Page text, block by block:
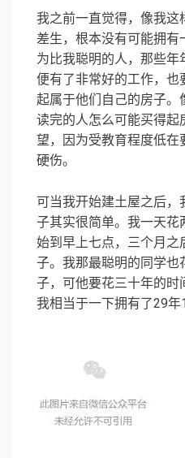
我之前一直觉得，像我这
差生，根本没有可能拥有
为比我聪明的人，那些
便有了非常好的工作，
起属于他们自己的房子
读完的人怎么可能买得起
望，因为受教育程度低
硬伤。
可当我开始建土屋之后
子其实很简单。我一天
始到早上七点，三个月之
子。我那最聪明的同学也
子，可他要花三十年的时
我相当于一下拥有了29年